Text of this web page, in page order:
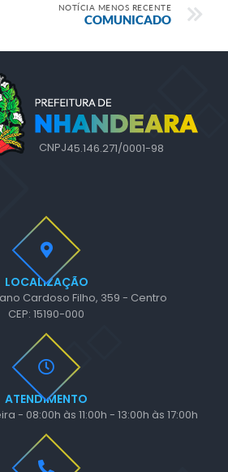
NOTÍCIA MENOS RECENTE
COMUNICADO
LOCALIZAÇÃO
Cardoso Filho, 359 - Centro
CEP: 15190-000
ATENDIMENTO
- 08:00h às 11:00h - 13:00h às 17:00h
CNPJ45.146.271/0001-98